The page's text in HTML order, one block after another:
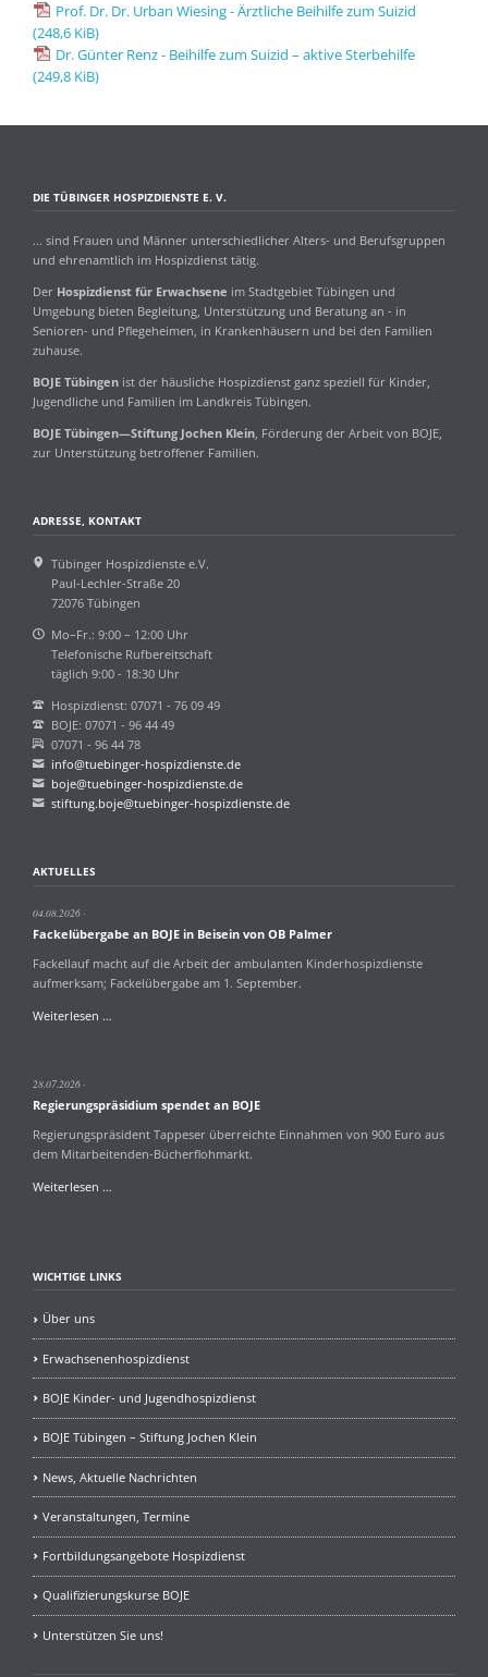
Prof. Dr. Dr. Urban Wiesing - Ärztliche Beihilfe zum Suizid
(248,6 KiB)
Dr. Günter Renz - Beihilfe zum Suizid – aktive Sterbehilfe
(249,8 KiB)
DIE TÜBINGER HOSPIZDIENSTE E. V.
... sind Frauen und Männer unterschiedlicher Alters- und Berufsgruppen
und ehrenamtlich im Hospizdienst tätig.
Der Hospizdienst für Erwachsene im Stadtgebiet Tübingen und
Umgebung bieten Begleitung, Unterstützung und Beratung an - in
Senioren- und Pflegeheimen, in Krankenhäusern und bei den Familien
zuhause.
BOJE Tübingenist der häusliche Hospizdienst ganz speziell für Kinder,
Jugendliche und Familien im Landkreis Tübingen.
BOJE Tübingen—Stiftung Jochen Klein, Förderung der Arbeit von BOJE,
zur Unterstützung betroffener Familien.
ADRESSE, KONTAKT
Tübinger Hospizdienste e.V.
Paul-Lechler-Straße 20
72076 Tübingen
Mo–Fr.: 9:00 – 12:00 Uhr
Telefonische Rufbereitschaft
täglich 9:00 - 18:30 Uhr
Hospizdienst: 07071 - 76 09 49
BOJE: 07071 - 96 44 49
07071 - 96 44 78
info@tuebinger-hospizdienste.de
boje@tuebinger-hospizdienste.de
stiftung.boje@tuebinger-hospizdienste.de
AKTUELLES
04.08.2026
Fackelübergabe an BOJE in Beisein von OB Palmer
Fackellauf macht auf die Arbeit der ambulanten Kinderhospizdienste
aufmerksam; Fackelübergabe am 1. September.
Weiterlesen …
von
OB
Palmer
28.07.2026
Regierungspräsidium spendet an BOJE
Regierungspräsident Tappeser überreichte Einnahmen von 900 Euro aus
dem Mitarbeitenden-Bücherflohmarkt.
Weiterlesen …
WICHTIGE LINKS
Über uns
Erwachsenenhospizdienst
BOJE Kinder- und Jugendhospizdienst
BOJE Tübingen – Stiftung Jochen Klein
News, Aktuelle Nachrichten
Veranstaltungen, Termine
Fortbildungsangebote Hospizdienst
Qualifizierungskurse BOJE
Unterstützen Sie uns!